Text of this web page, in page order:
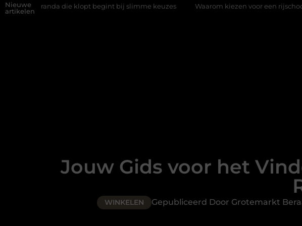
Nieuwe
artikelen
die klopt begint bij slimme keuzes Waarom kiezen voor een rijschool in Utrecht?
Jouw Gids voor het
WINKELEN Gepubliceerd Door Grotemarkt